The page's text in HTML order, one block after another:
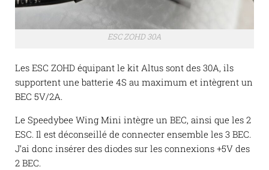
ESC ZOHD 30A
Les ESC ZOHD équipant le kit Altus sont des 30A, ils
supportent une batterie 4S au maximum et intègrent un
BEC 5V/2A.
Le Speedybee Wing Mini intègre un BEC, ainsi que les 2
ESC. Il est déconseillé de connecter ensemble les 3 BEC.
J’ai donc insérer des diodes sur les connexions +5V des
2 BEC.